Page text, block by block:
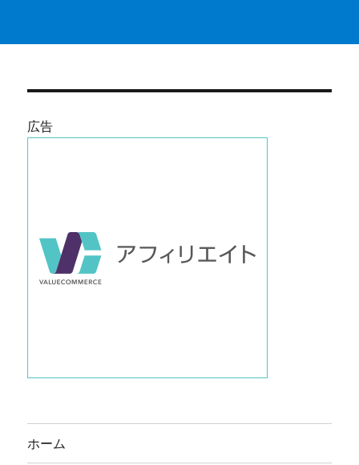
広告
ホーム